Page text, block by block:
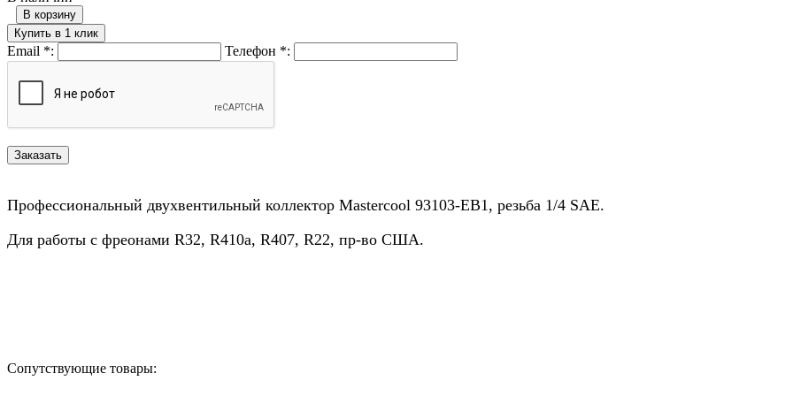
В корзину
Купить в 1 клик
Email *: Телефон *:
Профессиональный двухвентильный коллектор Mastercool 93103-EB1, резьба 1/4 SAE.
Для работы с фреонами R32, R410a, R407, R22, пр-во США.
Сопутствующие товары: